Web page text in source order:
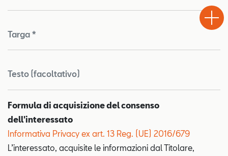
Targa *
Testo (facoltativo)
Formula di acquisizione del consenso
dell'interessato
Informativa Privacy ex art. 13 Reg. (UE) 2016/679
L’interessato, acquisite le informazioni dal Titolare,
Drive
Chiama